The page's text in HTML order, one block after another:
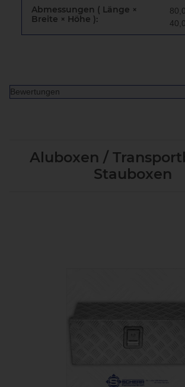
Abmessungen ( Länge ×
Breite × Höhe ):
Bewertungen
Aluboxen /
Stauboxen